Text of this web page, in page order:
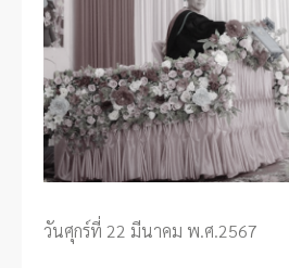
วันศุกร์ที่ 22 มีนาคม พ.ศ.2567